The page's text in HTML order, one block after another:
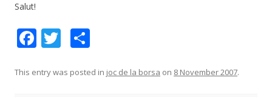
Salut!
F
e
T
itt ar
This entry was posted in joc de la borsa on 8 November 2007.